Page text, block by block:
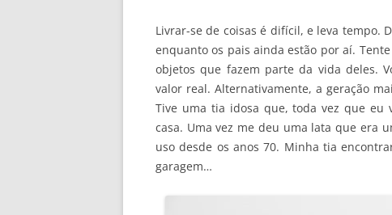
Livrar-se de coisas é difícil, e leva tempo.
enquanto os pais ainda estão por aí.
objetos que fazem parte da vida deles.
valor real. Alternativamente, a geração
Tive uma tia idosa que, toda vez que
casa. Uma vez me deu uma lata que era
uso desde os anos 70. Minha tia
garagem…